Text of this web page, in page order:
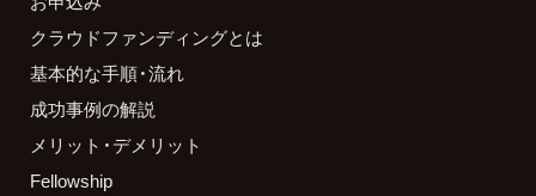
クラウドファンディングとは
基本的な手順・流れ
成功事例の解説
メリット・デメリット
Fellowship